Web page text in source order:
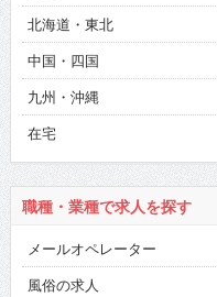
北海道・東北
中国・四国
九州・沖縄
在宅
職種・業種で求人を探す
メールオペレーター
風俗の求人